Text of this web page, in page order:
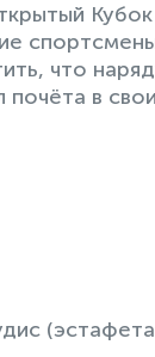
что
в